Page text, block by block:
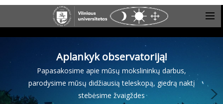
Aplankyk observatoriją!
Papasakosime apie mūsų mokslininkų darbus,
parodysime mūsų didžiausią teleskopą, giedrą naktį
stebėsime žvaigždes